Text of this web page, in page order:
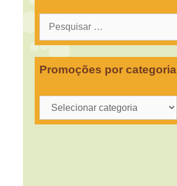
Pesquisar
Promoções por categoria
Promoções
por